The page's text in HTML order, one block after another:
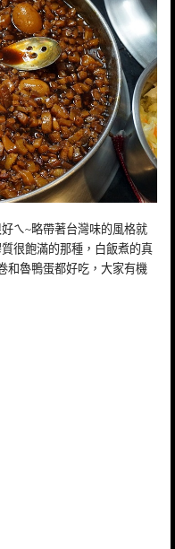
ㄟ~略帶著台灣味的風格就
很飽滿的那種，白飯煮的真
和魯鴨蛋都好吃，大家有機